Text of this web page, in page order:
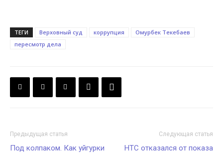
ТЕГИ Верховный суд коррупция
Омурбек Текебаев
пересмотр дела
Предыдущая статья
Под колпаком. Как уйгурки
Следующая статья
НТС отказался от показа